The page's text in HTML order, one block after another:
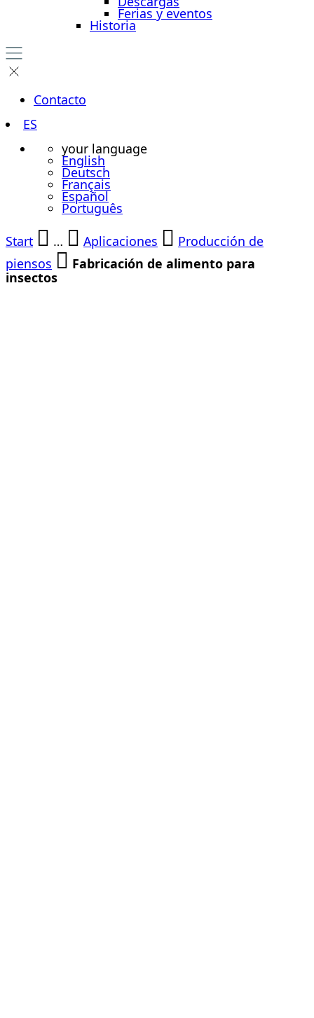
Ferias y eventos
Historia
Contacto
ES
your language
English
Deutsch
Français
Español
Português
Start
… Aplicaciones
Producción de
piensos
Fabricación de alimento para
insectos